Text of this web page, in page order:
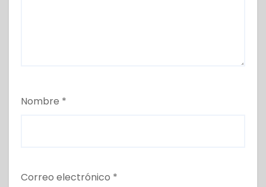
Nombre *
Correo electrónico *